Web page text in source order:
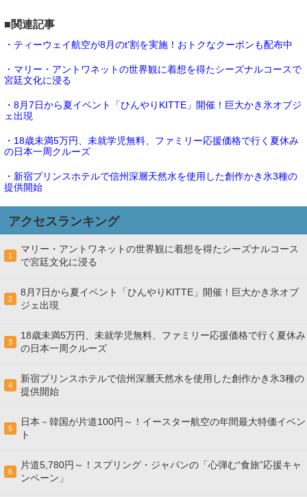
■関連記事
・ティーウェイ航空が8月のt'割を実施！おトクなクーポンも配布中
・マリー・アントワネットの世界観に着想を得たシーズナルコースで
宮廷文化に浸る
・8月7日から夏イベント「ひんやりKITTE」開催！巨大かき氷オブジ
ェ出現
・18歳未満5万円、未就学児無料、ファミリー応援価格で行く夏休み
の日本一周クルーズ
・新宿プリンスホテルで信州深層天然水を使用した創作かき氷3種の
提供開始
アクセスランキング
1
マリー・アントワネットの世界観に着想を得たシーズナルコース
で宮廷文化に浸る
2
8月7日から夏イベント「ひんやりKITTE」開催！巨大かき氷オブ
ジェ出現
3
18歳未満5万円、未就学児無料、ファミリー応援価格で行く夏休み
の日本一周クルーズ
4
新宿プリンスホテルで信州深層天然水を使用した創作かき氷3種の
提供開始
5
日本－韓国が片道100円～！イースター航空の年間最大特価イベン
ト
6
片道5,780円～！スプリング・ジャパンの「心弾む“食旅”応援キャ
ンペーン」